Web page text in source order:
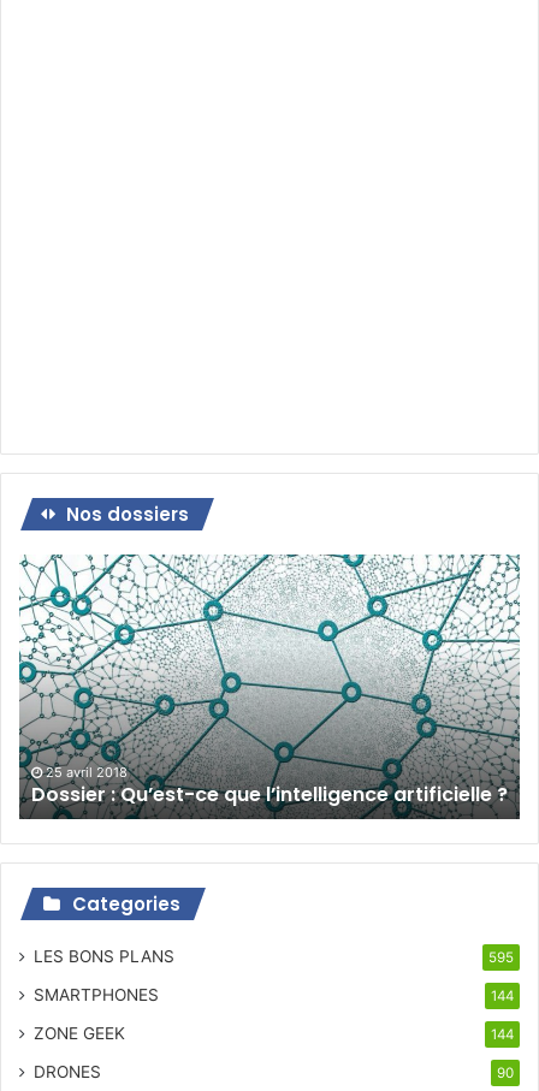
Nos dossiers
Dossier
:
Qu’est-
ce
que
l’intelligence
artificielle
?
25 avril 2018
Dossier : Qu’est-ce que l’intelligence artificielle ?
Categories
LES BONS PLANS 595
SMARTPHONES 144
ZONE GEEK 144
DRONES 90